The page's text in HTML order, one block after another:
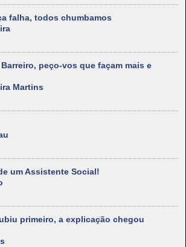
falha, todos chumbamos
peço-vos que façam mais e
Martins
um Assistente Social!
primeiro, a explicação chegou